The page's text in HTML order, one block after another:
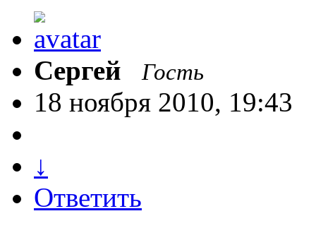
Сергей Гость
18 ноября 2010, 19:43
↓
Ответить